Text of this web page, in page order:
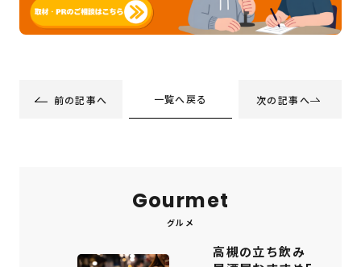
前の記事へ 一覧へ戻る 次の記事へ
Gourmet
グルメ
高槻の立ち飲み